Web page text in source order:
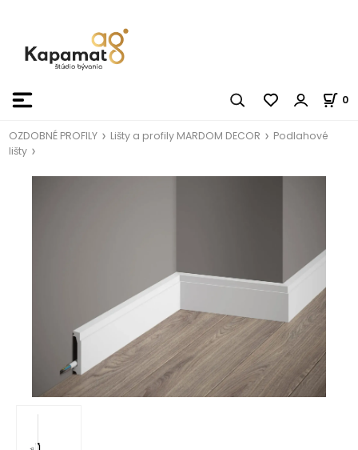
0
OZDOBNÉ PROFILY Lišty a profily MARDOM DECOR
Podlahové
lišty